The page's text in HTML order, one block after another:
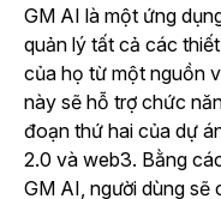
GM AI là một ứng
quản lý tất cả các
của họ từ một nguồn
này sẽ hỗ trợ chức
đoạn thứ hai của dự
2.0 và web3. Bằng
GM AI, người dùng sẽ